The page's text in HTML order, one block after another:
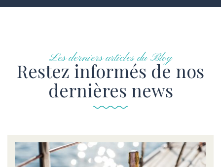
Les derniers articles du Blog
Restez informés de nos
dernières news